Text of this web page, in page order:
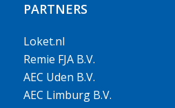
PARTNERS
Loket.nl
Remie FJA B.V.
AEC Uden B.V.
AEC Limburg B.V.